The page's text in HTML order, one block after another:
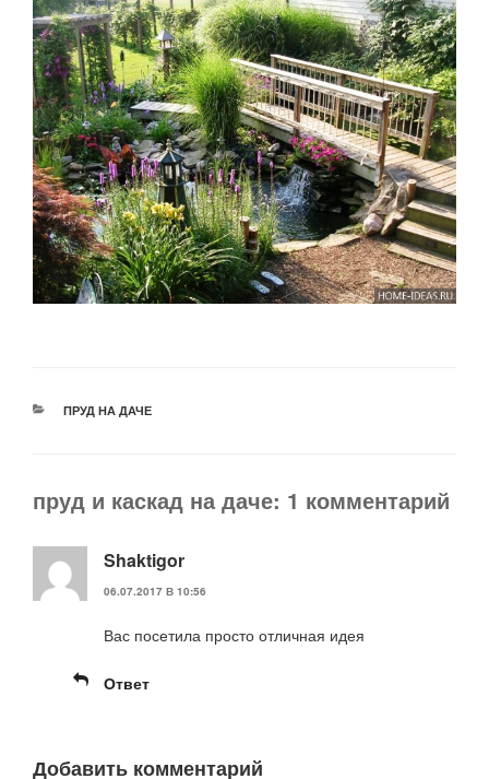
РУБРИКИ
ПРУД НА ДАЧЕ
пруд и каскад на даче: 1 комментарий
Shaktigor
06.07.2017 В 10:56
Вас посетила просто отличная идея
Ответ
Добавить комментарий